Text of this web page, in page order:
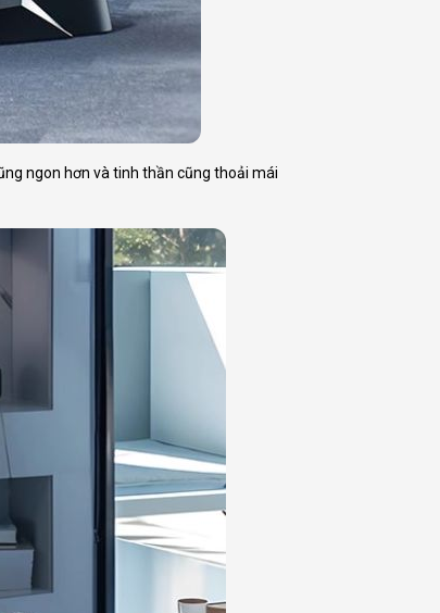
ngon hơn và tinh thần cũng thoải mái